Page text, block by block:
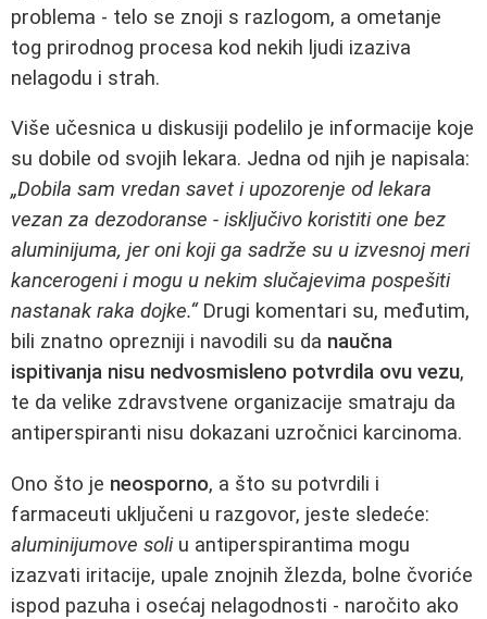
problema - telo se znoji s razlogom, a ometanje
tog prirodnog procesa kod nekih ljudi izaziva
nelagodu i strah.
Više učesnica u diskusiji podelilo je informacije koje
su dobile od svojih lekara. Jedna od njih je napisala:
„Dobila sam vredan savet i upozorenje od lekara
vezan za dezodoranse - isključivo koristiti one bez
aluminijuma, jer oni koji ga sadrže su u izvesnoj meri
kancerogeni i mogu u nekim slučajevima pospešiti
nastanak raka dojke.“Drugi komentari su, međutim,
bili znatno oprezniji i navodili su da naučna
ispitivanja nisu nedvosmisleno potvrdila ovu vezu,
te da velike zdravstvene organizacije smatraju da
antiperspiranti nisu dokazani uzročnici karcinoma.
Ono što je neosporno, a što su potvrdili i
farmaceuti uključeni u razgovor, jeste sledeće:
aluminijumove soliu antiperspirantima mogu
izazvati iritacije, upale znojnih žlezda, bolne čvoriće
ispod pazuha i osećaj nelagodnosti - naročito ako